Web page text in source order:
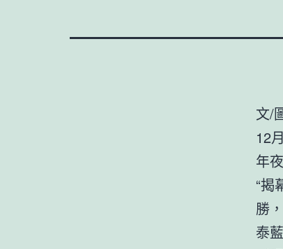
文/
12
年
“揭
勝
泰